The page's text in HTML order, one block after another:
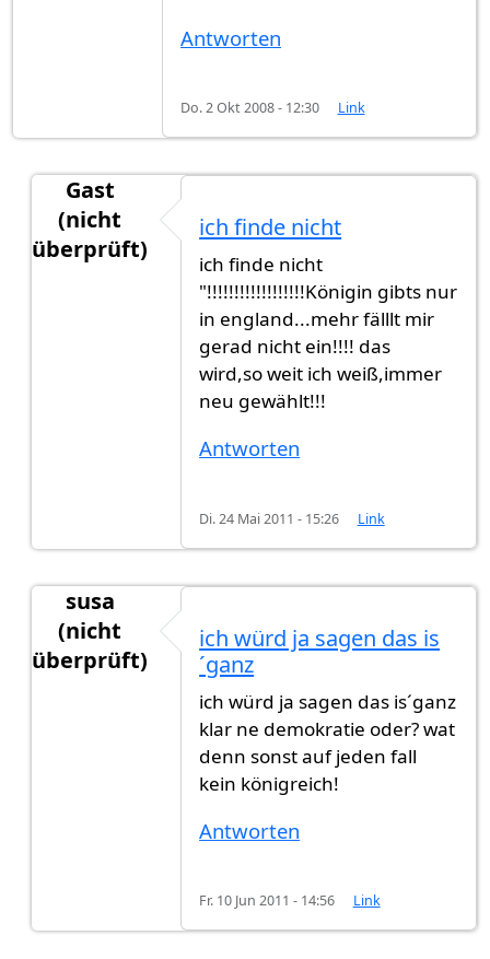
Antworten
Do. 2 Okt 2008 - 12:30 Link
Gast
(nicht
überprüft)
Ich würde sagen "Königreich".
ich finde nicht
ich finde nicht
"!!!!!!!!!!!!!!!!!!Königin gibts nur
in england...mehr fälllt mir
gerad nicht ein!!!! das
wird,so weit ich weiß,immer
neu gewählt!!!
Antworten
Di. 24 Mai 2011 - 15:26 Link
susa
(nicht
überprüft)
Ich würde sagen "Königreich".
ich würd ja sagen das is
´ganz
ich würd ja sagen das is´ganz
klar ne demokratie oder? wat
denn sonst auf jeden fall
kein königreich!
Antworten
Fr. 10 Jun 2011 - 14:56 Link